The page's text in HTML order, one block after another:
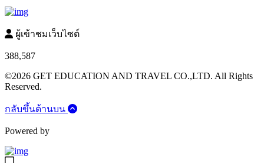
ผู้เข้าชมเว็บไซต์
388,587
©2026 GET EDUCATION AND TRAVEL CO.,LTD. All Rights
Reserved.
กลับขึ้นด้านบน
Powered by